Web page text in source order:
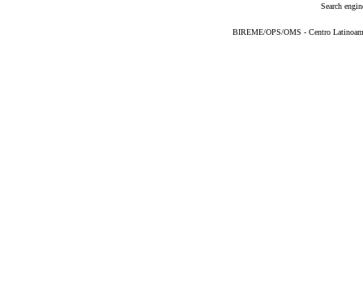
Search
BIREME/OPS/OMS - Centro